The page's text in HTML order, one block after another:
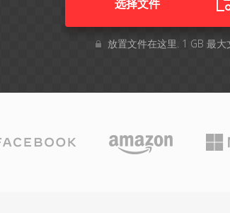
选择文件
放置文件在这里. 1 GB 最